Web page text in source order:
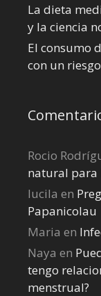
La dieta
y la ciencia
El consumo
con un
Rocio
natural para
lucila en
Papanicolau
Maria en
Naya en
tengo
menstrual?